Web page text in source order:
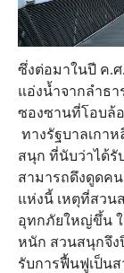
ซึ่งต่อมาในปี ค.ศ
แอ่งน้ำจากลำธ
ซองซานที่โอบล้
ทางรัฐบาลเกา
สนุก ที่นับว่าได้รั
สามารถดึงดูดค
แห่งนี้ เหตุที่สวน
อุทกภัยใหญ่ขึ้น ใ
หนัก สวนสนุกจึง
รับการฟื้นฟูเป็น